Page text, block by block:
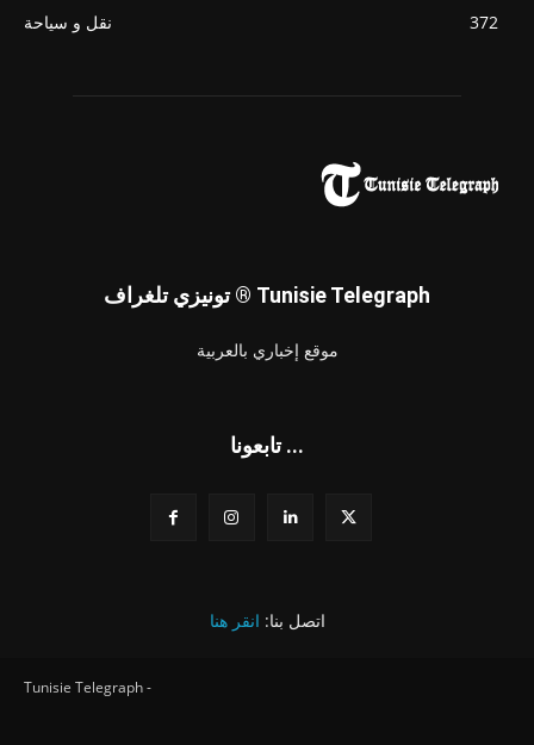
نقل و سياحة
372
تونيزي تلغراف ® Tunisie Telegraph
موقع إخباري بالعربية
تابعونا ...
اتصل بنا: انقر هنا
Tunisie Telegraph -